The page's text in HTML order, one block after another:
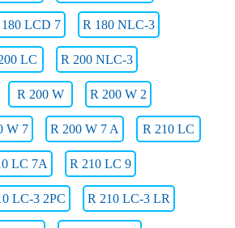
LCD 7 R 180 NLC-3
LC R 200 NLC-3
R 200 W R 200 W 2
W 7 R 200 W 7 A R 210 LC
LC 7A R 210 LC 9
LC-3 2PC R 210 LC-3 LR